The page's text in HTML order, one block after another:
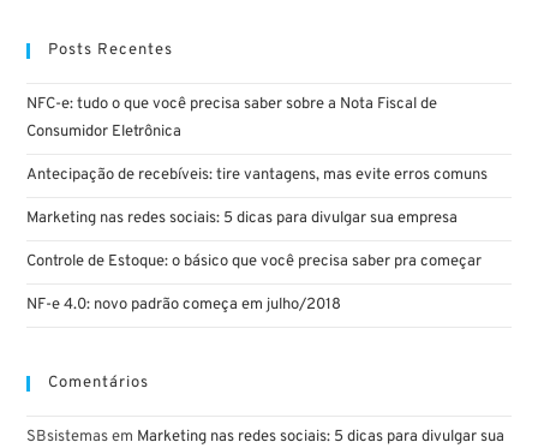
Posts Recentes
NFC-e: tudo o que você precisa saber sobre a Nota Fiscal de
Consumidor Eletrônica
Antecipação de recebíveis: tire vantagens, mas evite erros comuns
Marketing nas redes sociais: 5 dicas para divulgar sua empresa
Controle de Estoque: o básico que você precisa saber pra começar
NF-e 4.0: novo padrão começa em julho/2018
Comentários
SBsistemasem Marketing nas redes sociais: 5 dicas para divulgar sua